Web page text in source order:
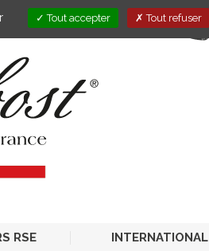
RSE INTERNATIONAL
Tout accepter Tout refuser